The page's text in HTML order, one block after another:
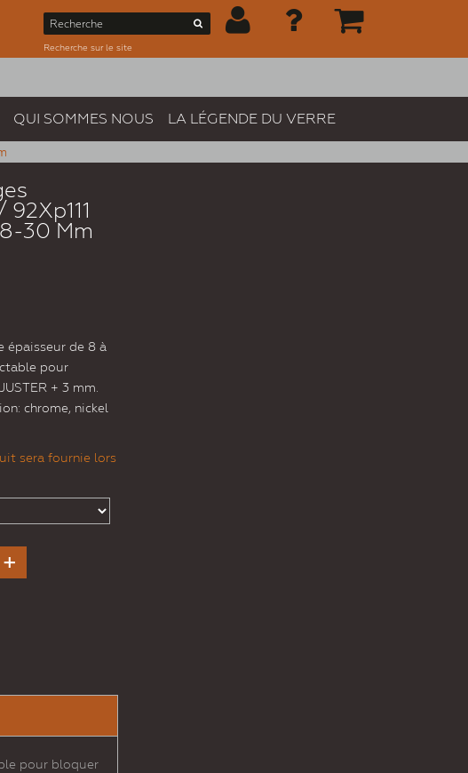
Recherche sur le site
QUI SOMMES NOUS LA LÉGENDE DU VERRE
30 Mm
épaisseur de 8 à
pour
+ 3 mm.
chrome, nickel
sera fournie lors
pour bloquer